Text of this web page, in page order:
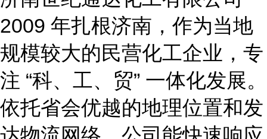
2009 年扎根济南，作为当地
规模较大的民营化工企业，专
注 “科、工、贸” 一体化发展。
依托省会优越的地理位置和发